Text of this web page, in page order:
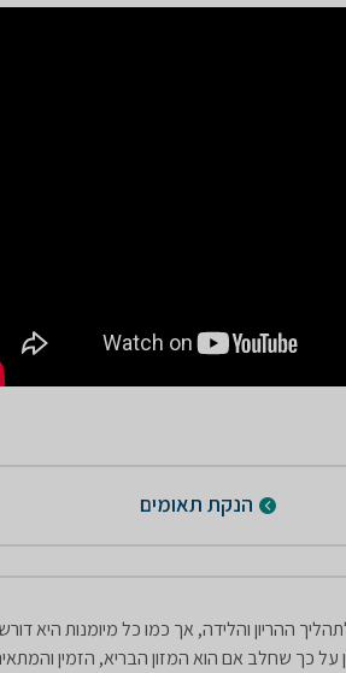
הנקת תאומים
ההריון והלידה, אך כמו כל מיומנות היא
על כך שחלב אם הוא המזון הבריא, הזמין